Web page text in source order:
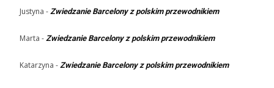
Justyna - Zwiedzanie Barcelony z polskim przewodnikiem
Marta - Zwiedzanie Barcelony z polskim przewodnikiem
Katarzyna - Zwiedzanie Barcelony z polskim przewodnikiem